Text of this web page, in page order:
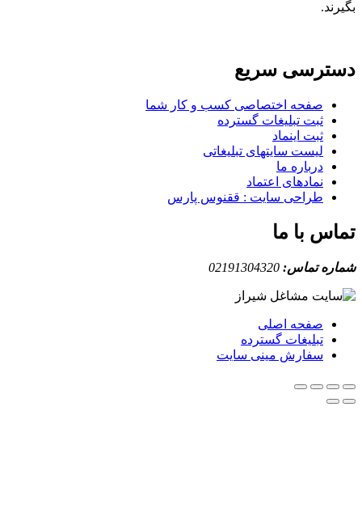
سریع
اختصاصی کسب و کار شما
تبلیغات گسترده
اینماد
سایتهای تبلیغاتی
ما
اعتماد
سایت : ققنوس پارس
ما
02191304320
اصلی
گسترده
مینی سایت